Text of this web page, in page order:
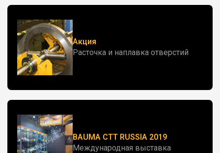
Акция
Расточка и наплавка отверстий
BAUMA CTT RUSSIA 2019
Международная выставка